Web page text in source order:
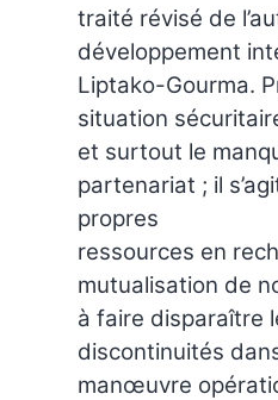
traité révisé de
développement
Liptako-Gourma.
situation
et surtout le
partenariat ; il
propres
ressources en
mutualisation de
à faire disparaître
discontinuités
manœuvre